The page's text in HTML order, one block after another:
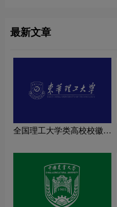
最新文章
全国理工大学类高校校徽设